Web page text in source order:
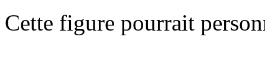
Cette figure pourrait